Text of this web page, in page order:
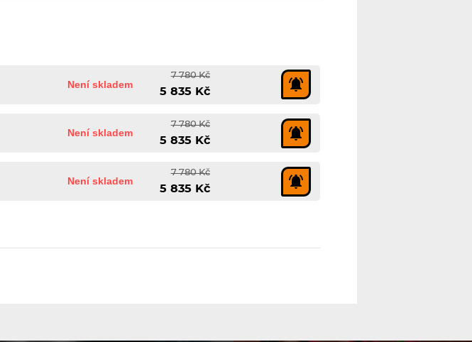
Není skladem
7 780 Kč
5 835 Kč
Není skladem
7 780 Kč
5 835 Kč
Není skladem
7 780 Kč
5 835 Kč